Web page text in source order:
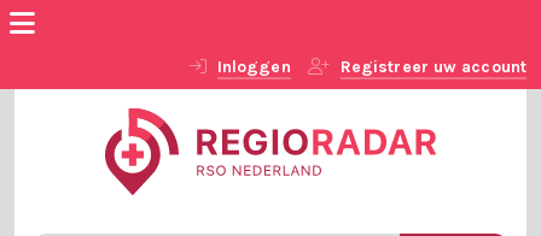
Inloggen Registreer uw account